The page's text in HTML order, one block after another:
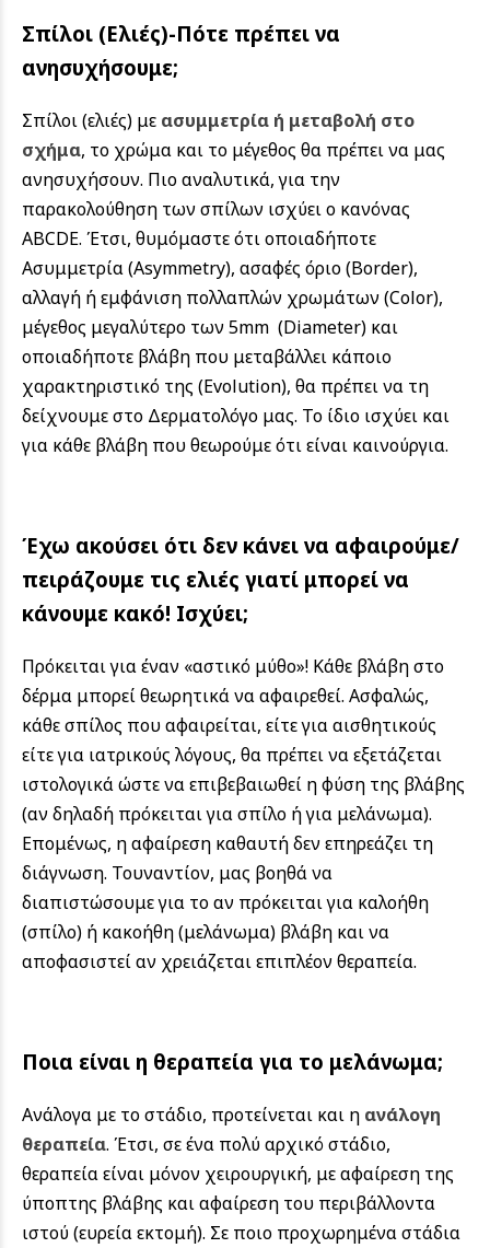
Σπίλοι (Ελιές)-Πότε πρέπει να
ανησυχήσουμε;
Σπίλοι (ελιές) με ασυμμετρία ή μεταβολή στο
σχήμα, το χρώμα και το μέγεθος θα πρέπει να μας
ανησυχήσουν. Πιο αναλυτικά, για την
παρακολούθηση των σπίλων ισχύει ο κανόνας
ABCDE. Έτσι, θυμόμαστε ότι οποιαδήποτε
Ασυμμετρία (Αsymmetry), ασαφές όριο (Border),
αλλαγή ή εμφάνιση πολλαπλών χρωμάτων (Color),
μέγεθος μεγαλύτερο των 5mm (Diameter) και
οποιαδήποτε βλάβη που μεταβάλλει κάποιο
χαρακτηριστικό της (Evolution), θα πρέπει να τη
δείχνουμε στο Δερματολόγο μας. Το ίδιο ισχύει και
για κάθε βλάβη που θεωρούμε ότι είναι καινούργια.
Έχω ακούσει ότι δεν κάνει να αφαιρούμε/
πειράζουμε τις ελιές γιατί μπορεί να
κάνουμε κακό! Ισχύει;
Πρόκειται για έναν «αστικό μύθο»! Κάθε βλάβη στο
δέρμα μπορεί θεωρητικά να αφαιρεθεί. Ασφαλώς,
κάθε σπίλος που αφαιρείται, είτε για αισθητικούς
είτε για ιατρικούς λόγους, θα πρέπει να εξετάζεται
ιστολογικά ώστε να επιβεβαιωθεί η φύση της βλάβης
(αν δηλαδή πρόκειται για σπίλο ή για μελάνωμα).
Επομένως, η αφαίρεση καθαυτή δεν επηρεάζει τη
διάγνωση. Τουναντίον, μας βοηθά να
διαπιστώσουμε για το αν πρόκειται για καλοήθη
(σπίλο) ή κακοήθη (μελάνωμα) βλάβη και να
αποφασιστεί αν χρειάζεται επιπλέον θεραπεία.
Ποια είναι η θεραπεία για το μελάνωμα;
Ανάλογα με το στάδιο, προτείνεται και η ανάλογη
θεραπεία. Έτσι, σε ένα πολύ αρχικό στάδιο,
θεραπεία είναι μόνον χειρουργική, με αφαίρεση της
ύποπτης βλάβης και αφαίρεση του περιβάλλοντα
ιστού (ευρεία εκτομή). Σε ποιο προχωρημένα στάδια